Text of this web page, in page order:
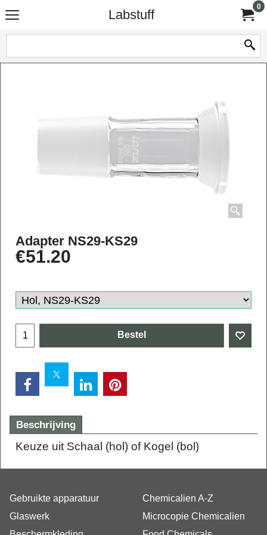
Labstuff
0
Adapter NS29-KS29
€51.20
Bestel
Beschrijving
Keuze uit Schaal (hol) of Kogel (bol)
Gebruikte apparatuur
Glaswerk
Chemicalien A-Z
Microcopie Chemicalien